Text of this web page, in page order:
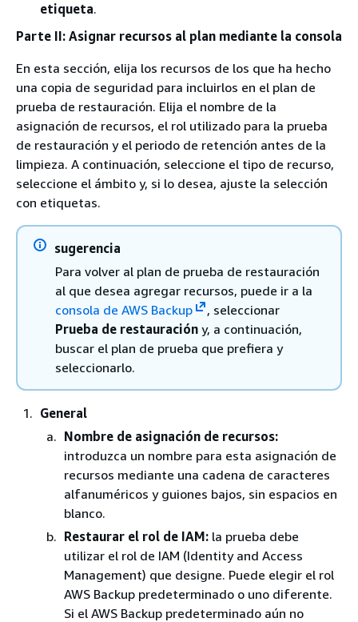
etiqueta.
Parte II: Asignar recursos al plan mediante la consola
En esta sección, elija los recursos de los que ha hecho
una copia de seguridad para incluirlos en el plan de
prueba de restauración. Elija el nombre de la
asignación de recursos, el rol utilizado para la prueba
de restauración y el periodo de retención antes de la
limpieza. A continuación, seleccione el tipo de recurso,
seleccione el ámbito y, si lo desea, ajuste la selección
con etiquetas.
sugerencia
Para volver al plan de prueba de restauración
al que desea agregar recursos, puede ir a la
consola de AWS Backup
, seleccionar
Prueba de restauración y, a continuación,
buscar el plan de prueba que prefiera y
seleccionarlo.
General
Nombre de asignación de recursos:
introduzca un nombre para esta asignación de
recursos mediante una cadena de caracteres
alfanuméricos y guiones bajos, sin espacios en
blanco.
Restaurar el rol de IAM: la prueba debe
utilizar el rol de IAM (Identity and Access
Management) que designe. Puede elegir el rol
AWS Backup predeterminado o uno diferente.
Si el AWS Backup predeterminado aún no